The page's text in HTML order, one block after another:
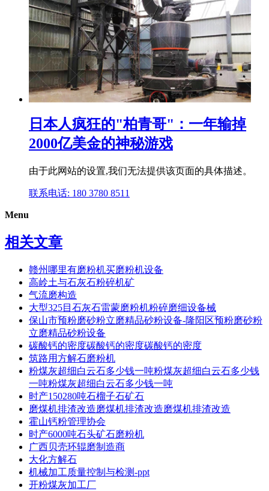
日本人疯狂的"柏青哥"：一年输掉
2000亿美金的神秘游戏
由于此网站的设置,我们无法提供该页面的具体描述。
联系电话: 180 3780 8511
Menu
相关文章
赣州哪里有磨粉机买磨粉机设备
高岭土与石灰石粉碎机矿
气流磨构造
大型325目石灰石雷蒙磨粉机粉碎磨细设备械
保山市预粉磨砂粉立磨精品砂粉设备-隆阳区预粉磨砂粉
立磨精品砂粉设备
碳酸钙的密度碳酸钙的密度碳酸钙的密度
筑路用方解石磨粉机
粉煤灰超细白云石多少钱一吨粉煤灰超细白云石多少钱
一吨粉煤灰超细白云石多少钱一吨
时产150280吨石榴子石矿石
磨煤机排渣改造磨煤机排渣改造磨煤机排渣改造
霍山钙粉管理协会
时产6000吨石头矿石磨粉机
广西贝壳环辊磨制造商
大化方解石
机械加工质量控制与检测-ppt
开粉煤灰加工厂